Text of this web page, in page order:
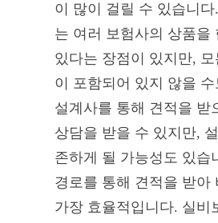
이 많이 걸릴 수 있습니
는 여러 보험사의 상품을
있다는 장점이 있지만,
이 포함되어 있지 않을
설계사를 통해 견적을 받
상담을 받을 수 있지만,
존하게 될 가능성도 있습
경로를 통해 견적을 받아
가장 효율적입니다. 실비